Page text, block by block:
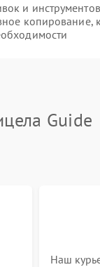
и
копирование,
Guide
Наш